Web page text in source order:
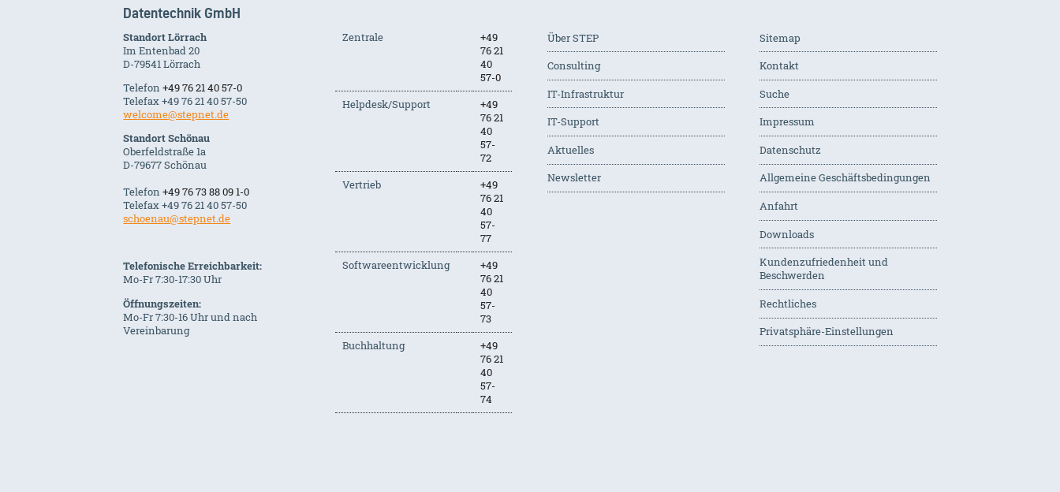
Datentechnik GmbH
Standort Lörrach
Im Entenbad 20
D-79541 Lörrach
Telefon+49 76 21 40 57-0
Telefax +49 76 21 40 57-50
welcome@stepnet.de
Standort Schönau
Oberfeldstraße 1a
D-79677 Schönau
Telefon+49 76 73 88 09 1-0
Telefax +49 76 21 40 57-50
schoenau@stepnet.de
Telefonische Erreichbarkeit:
Mo-Fr 7:30-17:30 Uhr
Öffnungszeiten:
Mo-Fr 7:30-16 Uhr und nach
Vereinbarung
Zentrale
+49
76 21
40
57-0
Helpdesk/Support
+49
76 21
40
57-
72
Vertrieb
+49
76 21
40
57-
77
Softwareentwicklung
+49
76 21
40
57-
73
Buchhaltung
+49
76 21
40
57-
74
Über STEP
Consulting
IT-Infrastruktur
IT-Support
Aktuelles
Newsletter
Sitemap
Kontakt
Suche
Impressum
Datenschutz
Allgemeine Geschäftsbedingungen
Anfahrt
Downloads
Kundenzufriedenheit und
Beschwerden
Rechtliches
Privatsphäre-Einstellungen